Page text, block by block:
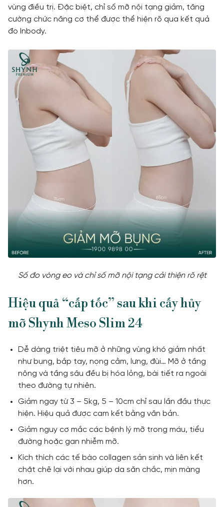
vùng điều trị. Đặc biệt, chỉ số mỡ nội tạng giảm, tăng
cường chức năng cơ thể được thể hiện rõ qua kết quả
đo Inbody.
Số đo vòng eo và chỉ số mỡ nội tạng cải thiện rõ rệt
Hiệu quả “cấp tốc” sau khi cấy hủy
mỡ Shynh Meso Slim 24
Dễ dàng triệt tiêu mỡ ở những vùng khó giảm nhất
như bụng, bắp tay, nọng cằm, lưng, đùi… Mỡ ở tầng
nông và tầng sâu đều bị hóa lỏng, bài tiết ra ngoài
theo đường tự nhiên.
Giảm ngay từ 3 – 5kg, 5 – 10cm chỉ sau lần đầu thực
hiện. Hiệu quả được cam kết bằng văn bản.
Giảm nguy cơ mắc các bệnh lý mỡ trong máu, tiểu
đường hoặc gan nhiễm mỡ.
Kích thích các tế bào collagen sản sinh và liên kết
chặt chẽ lại với nhau giúp da săn chắc, mịn màng
hơn.